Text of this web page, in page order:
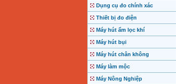
Dụng cụ đo chính xác
Thiết bị đo điện
Máy hút ẩm lọc khí
Máy hút bụi
Máy hút chân không
Máy làm mộc
Máy Nông Nghiệp